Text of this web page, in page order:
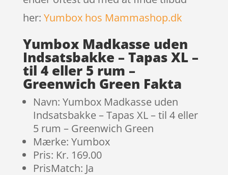
her: Yumbox hos Mammashop.dk
Yumbox Madkasse uden
Indsatsbakke – Tapas XL –
til 4 eller 5 rum –
Greenwich Green Fakta
Navn: Yumbox Madkasse uden
Indsatsbakke – Tapas XL – til 4 eller
5 rum – Greenwich Green
Mærke: Yumbox
Pris: Kr. 169.00
PrisMatch: Ja